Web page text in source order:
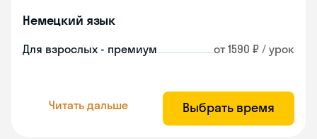
Немецкий язык
Для взрослых - премиум от 1590 ₽ / урок
Читать дальше Выбрать время